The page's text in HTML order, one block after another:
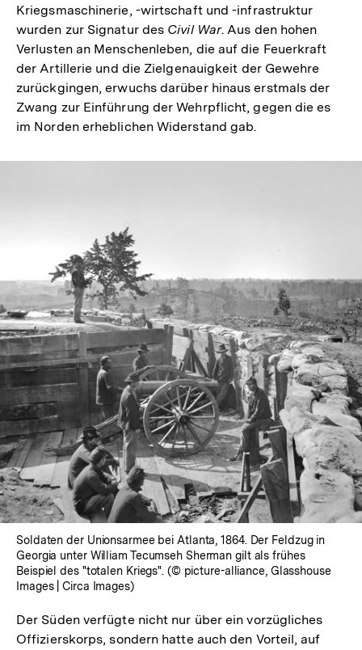
Kriegsmaschinerie, -wirtschaft und -infrastruktur
wurden zur Signatur des Civil War. Aus den hohen
Verlusten an Menschenleben, die auf die Feuerkraft
der Artillerie und die Zielgenauigkeit der Gewehre
zurückgingen, erwuchs darüber hinaus erstmals der
Zwang zur Einführung der Wehrpflicht, gegen die es
im Norden erheblichen Widerstand gab.
Soldaten der Unionsarmee bei Atlanta, 1864. Der Feldzug in
Georgia unter William Tecumseh Sherman gilt als frühes
Beispiel des "totalen Kriegs". (© picture-alliance, Glasshouse
Images | Circa Images)
Der Süden verfügte nicht nur über ein vorzügliches
Offizierskorps, sondern hatte auch den Vorteil, auf